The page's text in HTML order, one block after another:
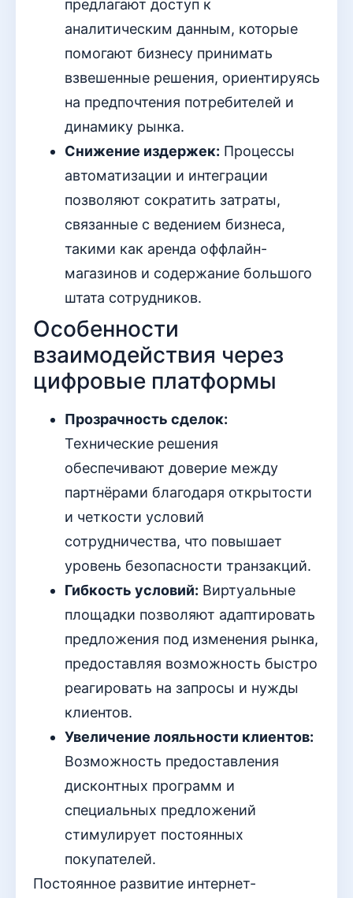
предлагают доступ к
аналитическим данным, которые
помогают бизнесу принимать
взвешенные решения, ориентируясь
на предпочтения потребителей и
динамику рынка.
Снижение издержек: Процессы
автоматизации и интеграции
позволяют сократить затраты,
связанные с ведением бизнеса,
такими как аренда оффлайн-
магазинов и содержание большого
штата сотрудников.
Особенности
взаимодействия через
цифровые платформы
Прозрачность сделок:
Технические решения
обеспечивают доверие между
партнёрами благодаря открытости
и четкости условий
сотрудничества, что повышает
уровень безопасности транзакций.
Гибкость условий: Виртуальные
площадки позволяют адаптировать
предложения под изменения рынка,
предоставляя возможность быстро
реагировать на запросы и нужды
клиентов.
Увеличение лояльности клиентов:
Возможность предоставления
дисконтных программ и
специальных предложений
стимулирует постоянных
покупателей.
Постоянное развитие интернет-